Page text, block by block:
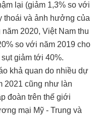
lại (giảm 1,3% so với
thoái và ảnh hưởng của
2020, Việt Nam thu
so với năm 2019 cho
giảm tới 40%.
khả quan do nhiều dự
2021 cũng như làn
đoàn trên thế giới
mại Mỹ - Trung và